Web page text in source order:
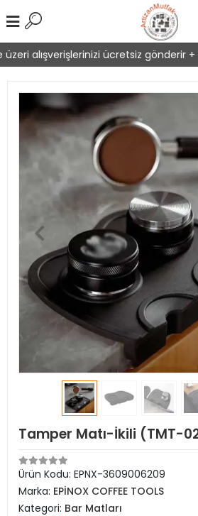
alışverişlerinizi ücretsiz gönderir +
Tamper Matı-İkili (TMT-
Ürün Kodu: EPNX-3609006209
Marka: EPİNOX COFFEE TOOLS
Kategori: Bar Matları